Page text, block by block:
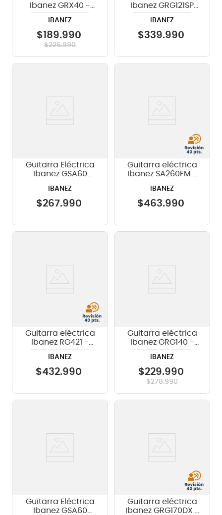
Ibanez GRX40 -
IBANEZ
$189.990
$226.990
Ibanez GRG121SP
Chamaleon
IBANEZ
$339.990
Guitarra Eléctrica
Ibanez GSA60
IBANEZ
$267.990
Guitarra eléctrica
Ibanez SA260FM -
IBANEZ
$463.990
Guitarra eléctrica
Ibanez RG421 -
IBANEZ
$432.990
Guitarra eléctrica
Ibanez GRG140 -
IBANEZ
$229.990
$278.990
Guitarra Eléctrica
Ibanez GSA60
Guitarra eléctrica
Ibanez GRG170DX -